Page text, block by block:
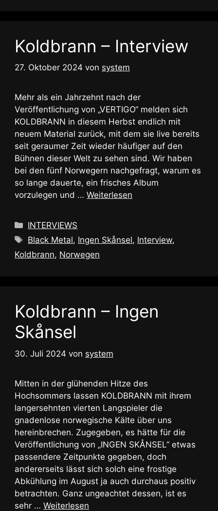
Koldbrann – Interview
27. Oktober 2024 von system
Mehr als ein Jahrzehnt nach der
Veröffentlichung von „VERTIGO“ melden sich
KOLDBRANN in diesem Herbst endlich mit
neuem Material zurück, mit dem sie live bereits
seit geraumer Zeit wieder häufiger auf den
Bühnen dieser Welt zu sehen sind. Wir haben
bei den fünf Norwegern nachgefragt, warum es
so lange dauerte, ein frisches Album
vorzulegen und … Weiterlesen
Kategorien
INTERVIEWS
Schlagwörter
Black Metal, Ingen Skånsel, Interview,
Koldbrann, Norwegen
Koldbrann – Ingen
Skånsel
30. Juli 2024 von system
Mitten in der glühenden Hitze des
Hochsommers lassen KOLDBRANN mit ihrem
langersehnten vierten Langspieler die
gnadenlose norwegische Kälte über uns
hereinbrechen. Zugegeben, es hätte für die
Veröffentlichung von „INGEN SKÅNSEL“ etwas
passendere Zeitpunkte gegeben, doch
andererseits lässt sich solch eine frostige
Abkühlung im August ja auch durchaus positiv
betrachten. Ganz ungeachtet dessen, ist es
sehr … Weiterlesen